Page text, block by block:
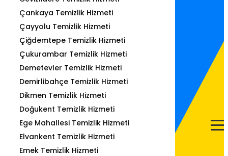
Çankaya Temizlik Hizmeti
Çayyolu Temizlik Hizmeti
Çiğdemtepe Temizlik Hizmeti
Çukurambar Temizlik Hizmeti
Demetevler Temizlik Hizmeti
Demirlibahçe Temizlik Hizmeti
Dikmen Temizlik Hizmeti
Doğukent Temizlik Hizmeti
Ege Mahallesi Temizlik Hizmeti
Elvankent Temizlik Hizmeti
Emek Temizlik Hizmeti